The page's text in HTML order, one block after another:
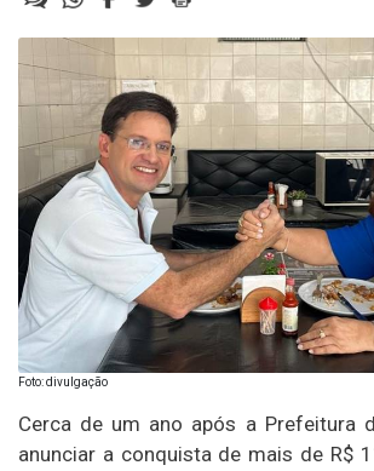
Foto: divulgação
Cerca de um ano após a Prefeitura
anunciar a conquista de mais de R$